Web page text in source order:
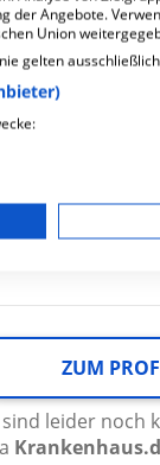
ZUM
leider noch
der Angebote.
Union
gelten
zur Auswahl
Auswahl
Auswahl